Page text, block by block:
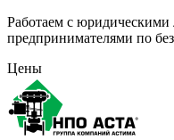
Работаем с
предпринимателями по
Цены